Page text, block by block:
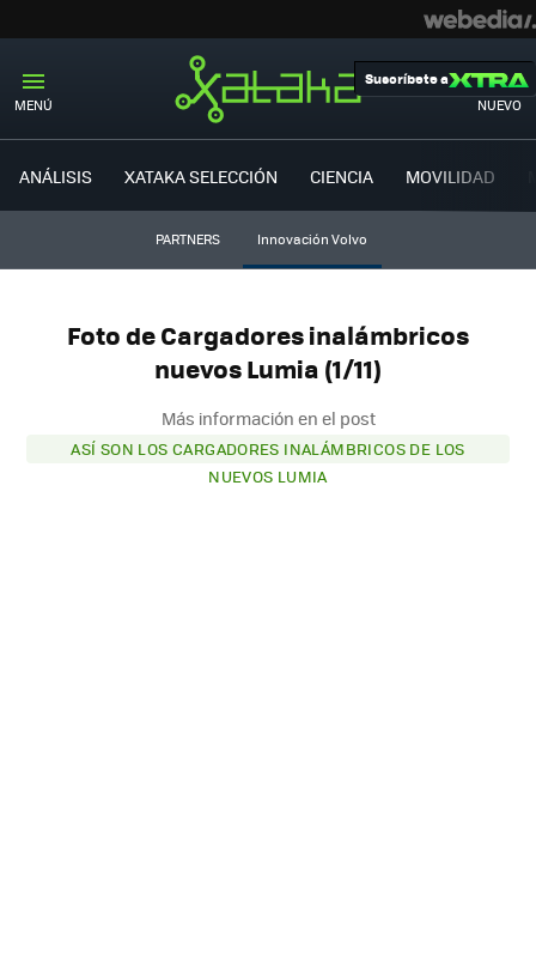
MENÚ NUEVO
Suscríbete a
ANÁLISIS XATAKA SELECCIÓN CIENCIA MOVILIDAD
PARTNERS Innovación Volvo
Foto de Cargadores inalámbricos
nuevos Lumia (1/11)
Más información en el post
ASÍ SON LOS CARGADORES INALÁMBRICOS DE LOS
NUEVOS LUMIA